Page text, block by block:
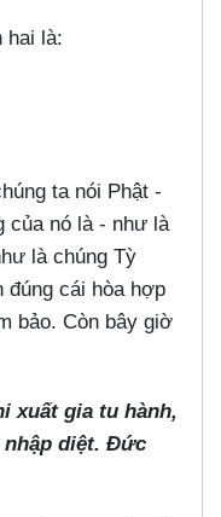
hai là:
ta nói Phật -
của nó là - như là
là chúng Tỳ
đúng cái hòa hợp
bảo. Còn bây giờ
xuất gia tu hành,
nhập diệt. Đức